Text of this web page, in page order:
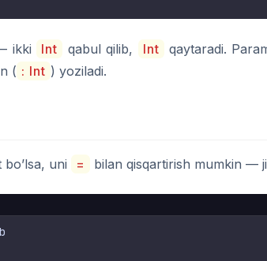
ikki Int qabul qilib, Int qaytaradi.
( : Int ) yoziladi.
uni = bilan qisqartirish mumkin —